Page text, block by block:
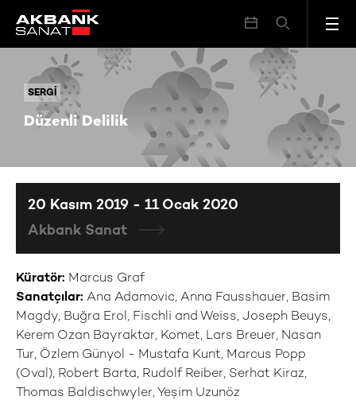
SERGI
Düzenli Delilik
SERGI Düzenli Delilik
Küratör: Marcus Graf
Sanatçılar: Ana Adamovic, Anna Fausshauer, Basim
Magdy, Buğra Erol, Fischli and Weiss, Joseph Beuys,
Kerem Ozan Bayraktar, Komet, Lars Breuer, Nasan
Tur, Özlem Günyol - Mustafa Kunt, Marcus Popp
(Oval), Robert Barta, Rudolf Reiber, Serhat Kiraz,
Thomas Baldischwyler, Yeşim Uzunöz
20 Kasım 2019 - 11 Ocak 2020
Akbank Sanat